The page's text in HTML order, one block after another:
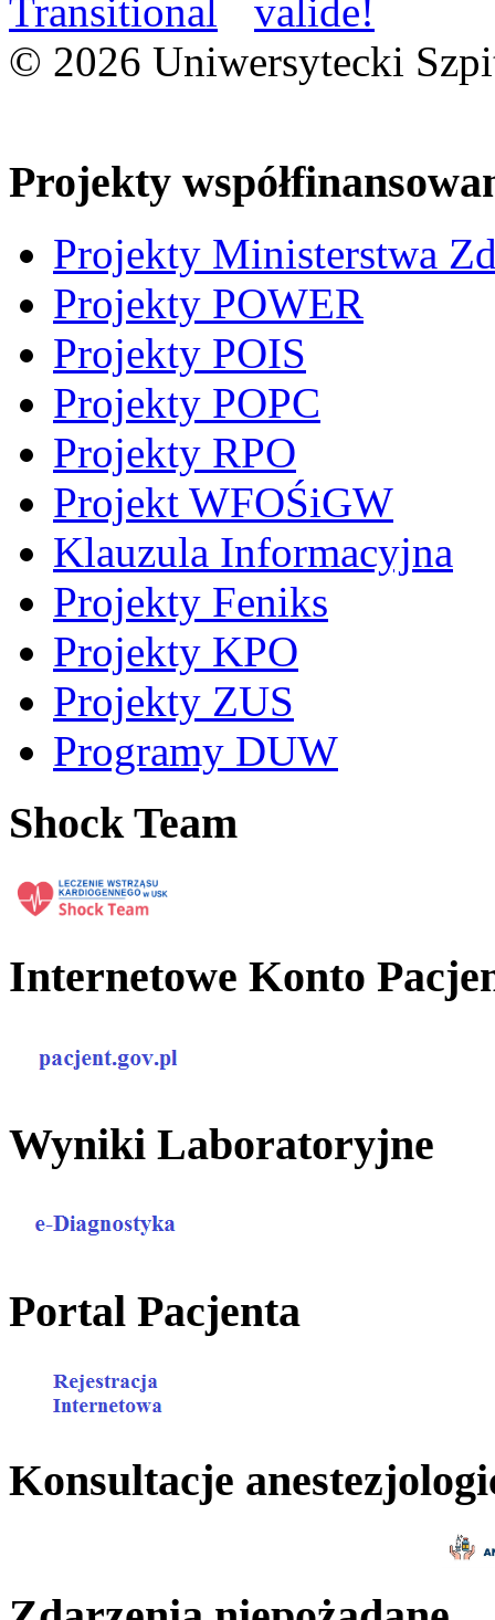
© 2026 Uniwersytecki
Projekty
Projekty Ministerstwa
Projekty POWER
Projekty POIS
Projekty POPC
Projekty RPO
Projekt WFOŚiGW
Klauzula Informacyjna
Projekty Feniks
Projekty KPO
Projekty ZUS
Programy DUW
Shock Team
Internetowe Konto
Wyniki Laboratoryjne
Portal Pacjenta
Konsultacje